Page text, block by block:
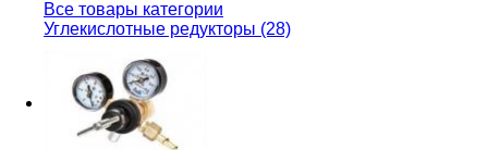
Все товары категории
Углекислотные редукторы (28)